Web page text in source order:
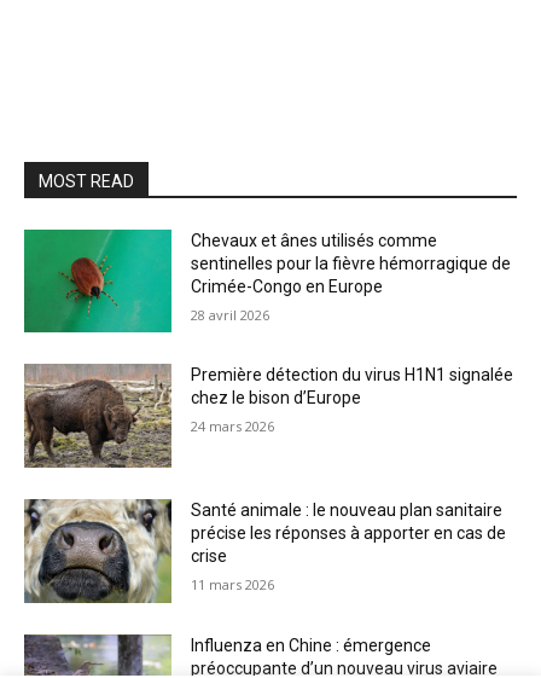
MOST READ
Chevaux et ânes utilisés comme
sentinelles pour la fièvre hémorragique de
Crimée-Congo en Europe
28 avril 2026
Première détection du virus H1N1 signalée
chez le bison d’Europe
24 mars 2026
Santé animale : le nouveau plan sanitaire
précise les réponses à apporter en cas de
crise
11 mars 2026
Influenza en Chine : émergence
préoccupante d’un nouveau virus aviaire